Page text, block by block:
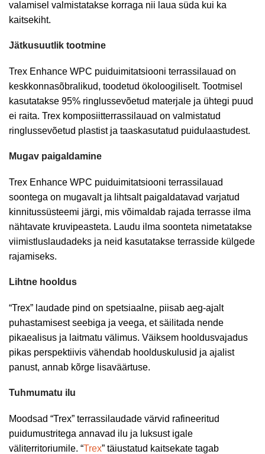
valamisel valmistatakse korraga nii laua süda kui ka
kaitsekiht.
Jätkusuutlik tootmine
Trex Enhance WPC puiduimitatsiooni terrassilauad on
keskkonnasõbralikud, toodetud ökoloogiliselt. Tootmisel
kasutatakse 95% ringlussevõetud materjale ja ühtegi puud
ei raita. Trex komposiitterrassilauad on valmistatud
ringlussevõetud plastist ja taaskasutatud puidulaastudest.
Mugav paigaldamine
Trex Enhance WPC puiduimitatsiooni terrassilauad
soontega on mugavalt ja lihtsalt paigaldatavad varjatud
kinnitussüsteemi järgi, mis võimaldab rajada terrasse ilma
nähtavate kruvipeasteta. Laudu ilma soonteta nimetatakse
viimistluslaudadeks ja neid kasutatakse terrasside külgede
rajamiseks.
Lihtne hooldus
“Trex” laudade pind on spetsiaalne, piisab aeg-ajalt
puhastamisest seebiga ja veega, et säilitada nende
pikaealisus ja laitmatu välimus. Väiksem hooldusvajadus
pikas perspektiivis vähendab hoolduskulusid ja ajalist
panust, annab kõrge lisaväärtuse.
Tuhmumatu ilu
Moodsad “Trex” terrassilaudade värvid rafineeritud
puidumustritega annavad ilu ja luksust igale
väliterritoriumile. “Trex” täiustatud kaitsekate tagab